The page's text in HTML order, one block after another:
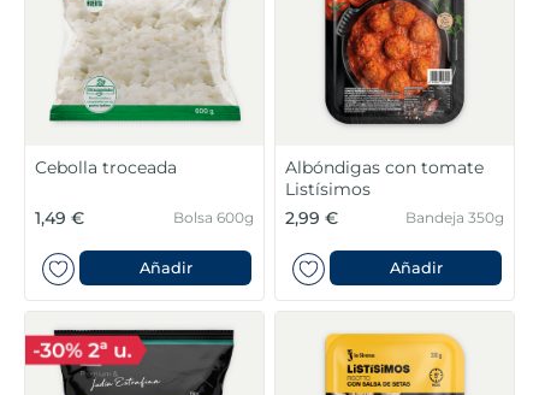
Cebolla troceada
1,49 € Bolsa 600g
Añadir
Albóndigas con tomate
Listísimos
2,99 €
Bandeja 350g
Añadir